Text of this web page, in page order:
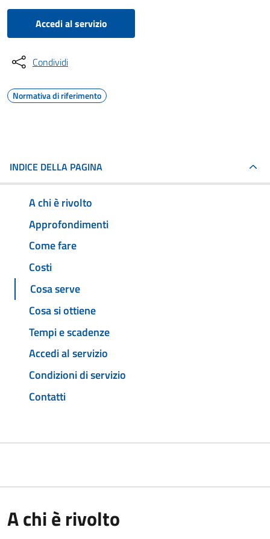
Accedi al servizio
Condividi
Normativa di riferimento
INDICE DELLA PAGINA
A chi è rivolto
Approfondimenti
Come fare
Costi
Cosa serve
Cosa si ottiene
Tempi e scadenze
Accedi al servizio
Condizioni di servizio
Contatti
A chi è rivolto